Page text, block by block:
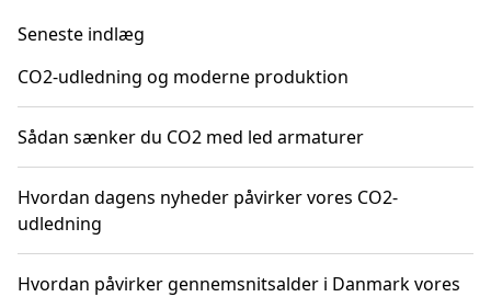
Seneste indlæg
CO2-udledning og moderne produktion
Sådan sænker du CO2 med led armaturer
Hvordan dagens nyheder påvirker vores CO2-
udledning
Hvordan påvirker gennemsnitsalder i Danmark vores